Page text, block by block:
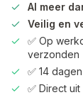
Al meer
Veilig en
✅ Op
verzonden
✅ 14
✅ Direct